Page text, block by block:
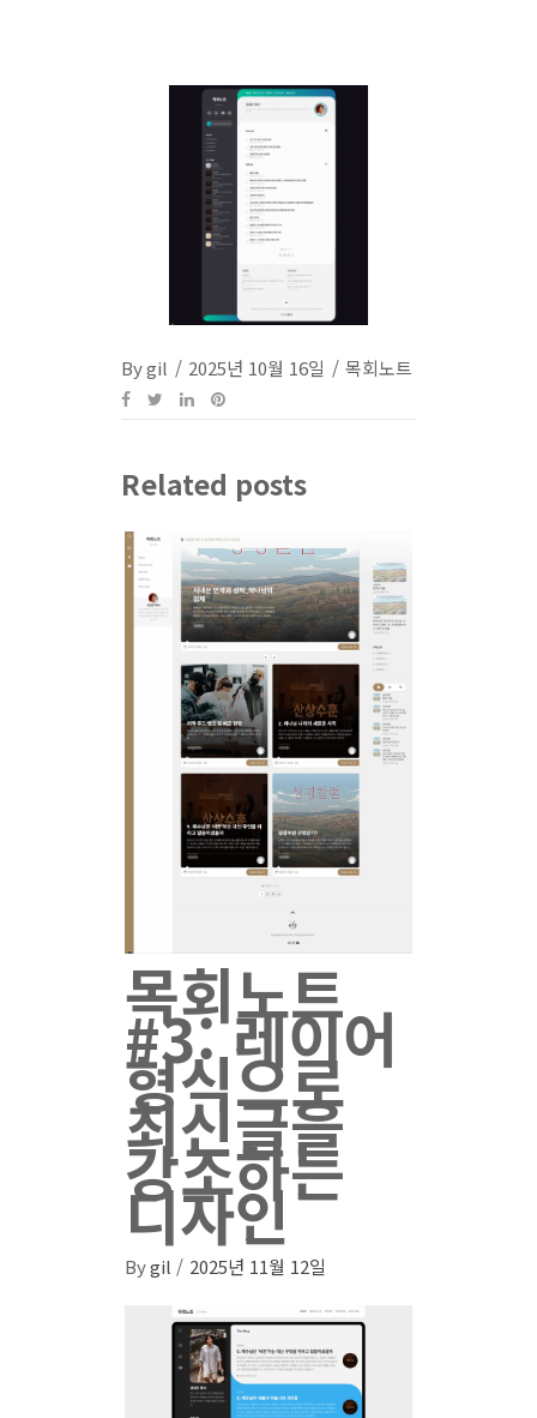
Bygil 2025년 10월 16일 목회노트
Related posts
목회노트
#3: 레이어
형식으로
최신글을
강조하는
디자인
Bygil 2025년 11월 12일